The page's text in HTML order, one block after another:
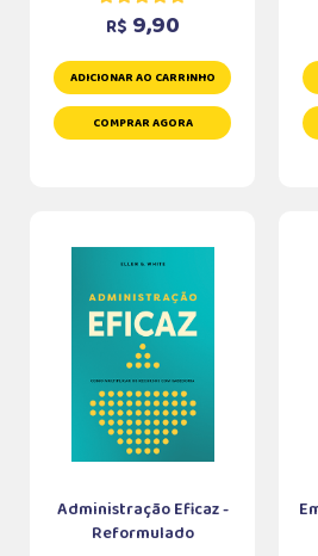
R$ 9,90
ADICIONAR AO CARRINHO
COMPRAR AGORA
Administração Eficaz -
Reformulado